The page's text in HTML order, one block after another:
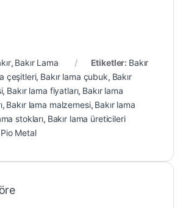
, Bakır Lama Etiketler: Bakır
çeşitleri, Bakır lama çubuk, Bakır
, Bakır lama fiyatları, Bakır lama
, Bakır lama malzemesi, Bakır lama
stokları, Bakır lama üreticileri
Pio Metal